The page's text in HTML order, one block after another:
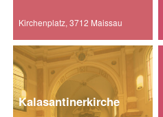
Kirchenplatz, 3712 Maissau
Kalasantinerkirche